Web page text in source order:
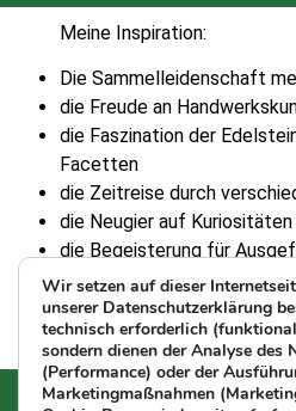
Meine Inspiration:
Die Sammelleidenschaft
die Freude an
die Faszination der
Facetten
die Zeitreise durch
die Neugier auf Kuriositäten
die Begeisterung für
Ihre Daniela Welge
Wir setzen auf dieser
unserer Datenschutzerklärung
technisch erforderlich
sondern dienen der Analyse des
(Performance) oder der
Marketingmaßnahmen